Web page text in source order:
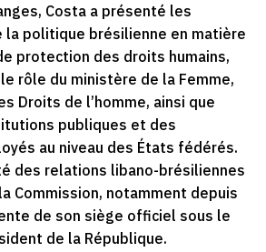
Costa a présenté les
la politique brésilienne en matière
protection des droits humains,
rôle du ministère de la Femme,
Droits de l’homme, ainsi que
publiques et des
au niveau des États fédérés.
des relations libano-brésiliennes
Commission, notamment depuis
de son siège officiel sous le
de la République.